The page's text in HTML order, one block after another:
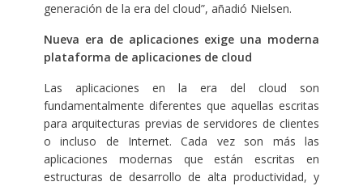
generación de la era del cloud”, añadió Nielsen.
Nueva era de aplicaciones exige una moderna
plataforma de aplicaciones de cloud
Las aplicaciones en la era del cloud son
fundamentalmente diferentes que aquellas escritas
para arquitecturas previas de servidores de clientes
o incluso de Internet. Cada vez son más las
aplicaciones modernas que están escritas en
estructuras de desarrollo de alta productividad, y